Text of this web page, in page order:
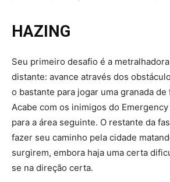
HAZING
Seu primeiro desafio é a
distante: avance através dos
o bastante para jogar uma granada de
Acabe com os inimigos do
para a área seguinte. O restante da
fazer seu caminho pela cidade
surgirem, embora haja uma certa
se na direção certa.